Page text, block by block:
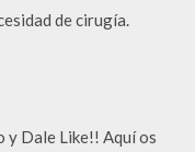
de cirugía.
y Dale Like!! Aquí os